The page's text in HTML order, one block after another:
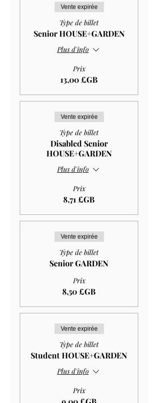
Vente expirée
Type de billet
Senior HOUSE+GARDEN
Plus d'info
Prix
13,00 £GB
Vente expirée
Type de billet
Disabled Senior
HOUSE+GARDEN
Plus d'info
Prix
8,71 £GB
Vente expirée
Type de billet
Senior GARDEN
Prix
8,50 £GB
Vente expirée
Type de billet
Student HOUSE+GARDEN
Plus d'info
Prix